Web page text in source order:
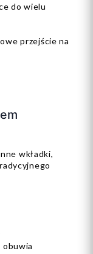
do wielu
przejście na
wkładki,
obuwia